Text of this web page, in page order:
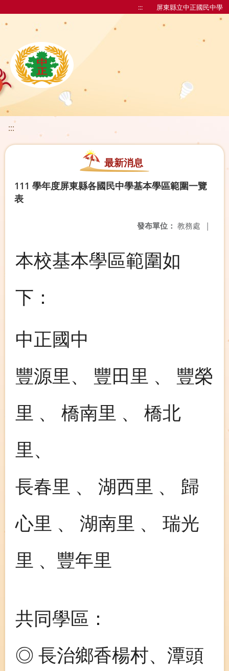
::: 屏東縣立中正國民中學
:::
最新消息
111 學年度屏東縣各國民中學基本學區範圍一覽
表
發布單位： 教務處 |
本校基本學區範圍如
下：
中正國中
豐源里、 豐田里 、 豐榮
里 、 橋南里 、 橋北
里、
長春里 、 湖西里 、 歸
心里 、 湖南里 、 瑞光
里 、豐年里
共同學區：
◎ 長治鄉香楊村、潭頭